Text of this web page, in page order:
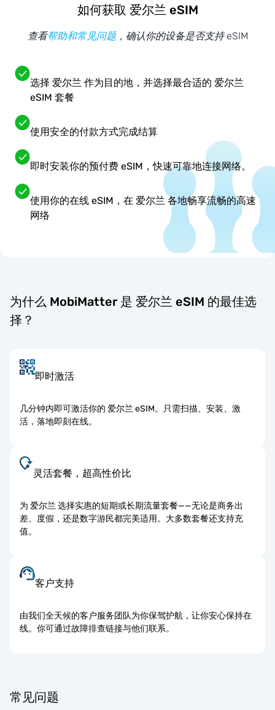
如何获取 爱尔兰 eSIM
查看帮助和常见问题，确认你的设备是否支持 eSIM
选择 爱尔兰 作为目的地，并选择最合适的 爱尔兰
eSIM 套餐
使用安全的付款方式完成结算
即时安装你的预付费 eSIM，快速可靠地连接网络。
使用你的在线 eSIM，在 爱尔兰 各地畅享流畅的高速
网络
为什么 MobiMatter 是 爱尔兰 eSIM 的最佳选
择？
即时激活
几分钟内即可激活你的 爱尔兰 eSIM。只需扫描、安装、激
活，落地即刻在线。
灵活套餐，超高性价比
为 爱尔兰 选择实惠的短期或长期流量套餐——无论是商务出
差、度假，还是数字游民都完美适用。大多数套餐还支持充
值。
客户支持
由我们全天候的客户服务团队为你保驾护航，让你安心保持在
线。你可通过故障排查链接与他们联系。
常见问题